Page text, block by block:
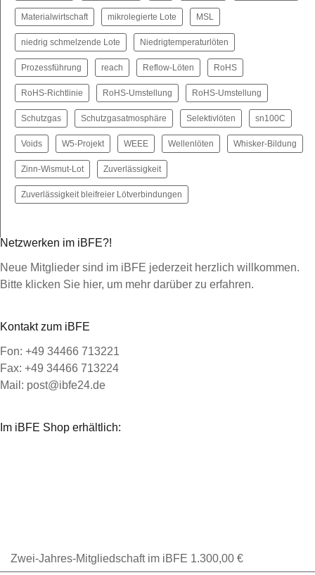
Materialwirtschaft mikrolegierte Lote MSL
niedrig schmelzende Lote Niedrigtemperaturlöten
Prozessführung reach Reflow-Löten RoHS
RoHS-Richtlinie RoHS-Umstellung RoHS‐Umstellung
Schutzgas Schutzgasatmosphäre Selektivlöten sn100C
Voids W5-Projekt WEEE Wellenlöten Whisker-Bildung
Zinn-Wismut-Lot Zuverlässigkeit
Zuverlässigkeit bleifreier Lötverbindungen
Netzwerken im iBFE?!
Neue Mitglieder sind im iBFE jederzeit herzlich willkommen.
Bitte klicken Sie hier, um mehr darüber zu erfahren.
Kontakt zum iBFE
Fon: +49 34466 713221
Fax: +49 34466 713224
Mail: post@ibfe24.de
Im iBFE Shop erhältlich:
Zwei-Jahres-Mitgliedschaft im iBFE 1.300,00 €